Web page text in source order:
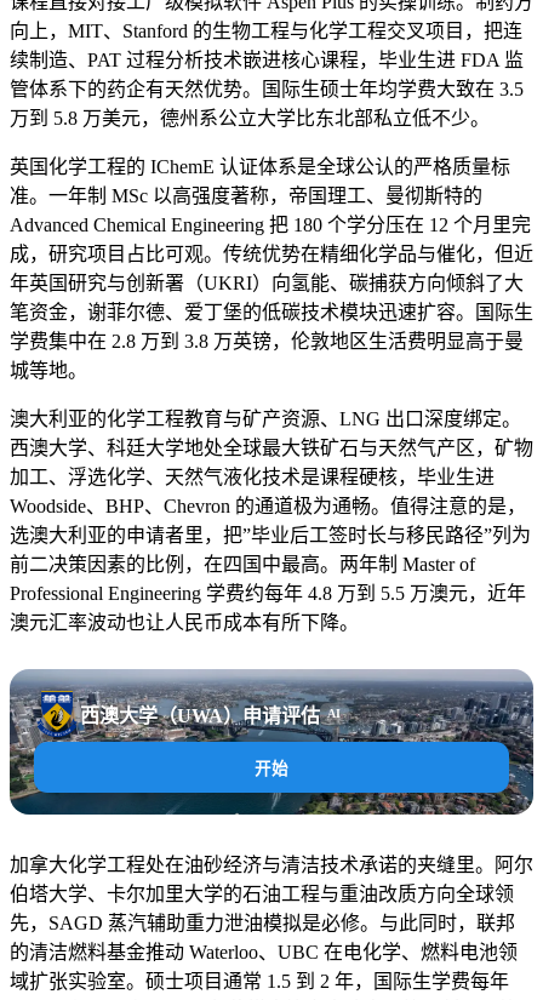
向上，MIT、Stanford 的生物工程与化学工程交叉项目，把连
续制造、PAT 过程分析技术嵌进核心课程，毕业生进 FDA 监
管体系下的药企有天然优势。国际生硕士年均学费大致在 3.5
万到 5.8 万美元，德州系公立大学比东北部私立低不少。
英国化学工程的 IChemE 认证体系是全球公认的严格质量标
准。一年制 MSc 以高强度著称，帝国理工、曼彻斯特的
Advanced Chemical Engineering 把 180 个学分压在 12 个月里完
成，研究项目占比可观。传统优势在精细化学品与催化，但近
年英国研究与创新署（UKRI）向氢能、碳捕获方向倾斜了大
笔资金，谢菲尔德、爱丁堡的低碳技术模块迅速扩容。国际生
学费集中在 2.8 万到 3.8 万英镑，伦敦地区生活费明显高于曼
城等地。
澳大利亚的化学工程教育与矿产资源、LNG 出口深度绑定。
西澳大学、科廷大学地处全球最大铁矿石与天然气产区，矿物
加工、浮选化学、天然气液化技术是课程硬核，毕业生进
Woodside、BHP、Chevron 的通道极为通畅。值得注意的是，
选澳大利亚的申请者里，把”毕业后工签时长与移民路径”列为
前二决策因素的比例，在四国中最高。两年制 Master of
Professional Engineering 学费约每年 4.8 万到 5.5 万澳元，近年
澳元汇率波动也让人民币成本有所下降。
西澳大学（UWA）申请评估 AI
开始
加拿大化学工程处在油砂经济与清洁技术承诺的夹缝里。阿尔
伯塔大学、卡尔加里大学的石油工程与重油改质方向全球领
先，SAGD 蒸汽辅助重力泄油模拟是必修。与此同时，联邦
的清洁燃料基金推动 Waterloo、UBC 在电化学、燃料电池领
域扩张实验室。硕士项目通常 1.5 到 2 年，国际生学费每年